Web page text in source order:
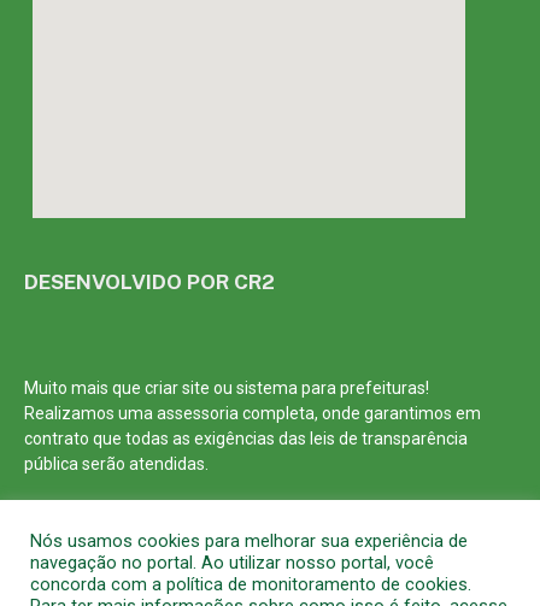
DESENVOLVIDO POR CR2
Muito mais que criar site ou sistema para prefeituras!
Realizamos umaassessoriacompleta, onde garantimos em
contrato que todas as exigências das leis de transparência
públicaserão atendidas.
Nós usamos cookies para melhorar sua experiência de
navegação no portal. Ao utilizar nosso portal, você
concorda com a política de monitoramento de cookies.